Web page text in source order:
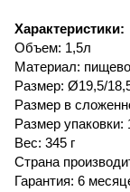
Характеристики:
Объем: 1,5л
Материал:
Размер: Ø19,5/
Размер в
Размер упаковки:
Вес: 345 г
Страна
Гарантия: 6